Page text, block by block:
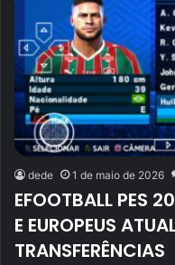
dede 1 de maio de 2026
EFOOTBALL PES
E EUROPEUS
TRANSFERÊNCIAS